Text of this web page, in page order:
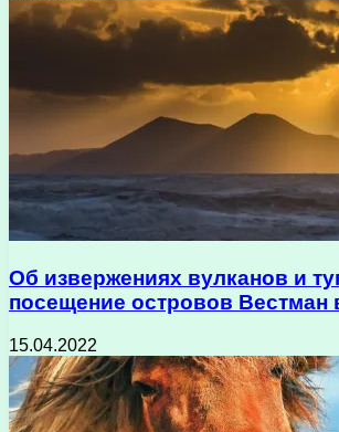
Об извержениях вулканов и
посещение островов Вестман
15.04.2022